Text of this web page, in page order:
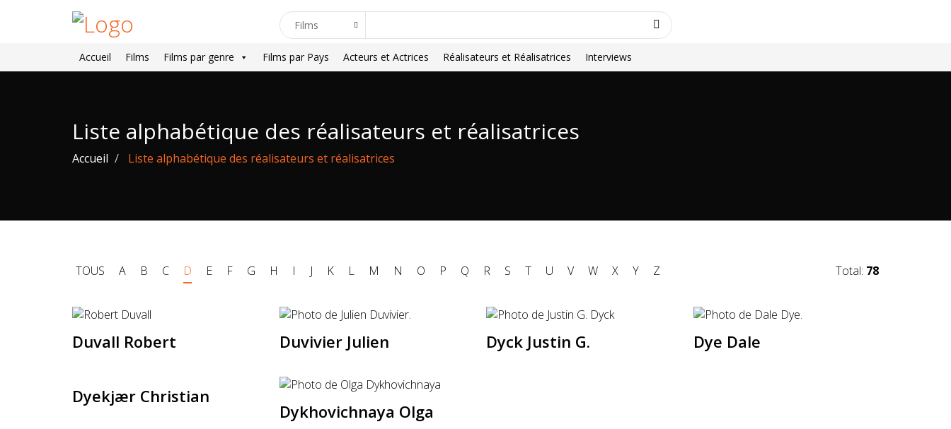
Accueil Films Films par genre Films par Pays Acteurs et Actrices Réalisateurs et Réalisatrices Interviews
Liste alphabétique des réalisateurs et réalisatrices
Accueil Liste alphabétique des réalisateurs et réalisatrices
TOUS A B C D E F G H I J K L M N O P Q R S T U V W X Y Z Total: 78
Duvall Robert Duvivier Julien Dyck Justin G. Dye Dale
Dyekjær Christian
Dykhovichnaya Olga